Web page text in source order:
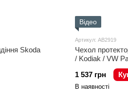
Skoda
Відео
Артикул: AB2919
Чехол
/ Kodiak / VW
1 537 грн
В наявності